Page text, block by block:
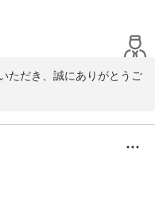
ございました。またのお
日リニューアルオープ
いていて、綺麗で快適です。
寝心地も抜群で、リラックス
。
って人手不足感があり、かな
でしたが、味は間違いなく美
キチンとした丁寧な対応で、
ました。
ただき、誠にありがとうご
お褒めの言葉をいただき大
お水のご提供に関しまし
うで何よりです。お部屋の
評価いただき、重ねて御礼